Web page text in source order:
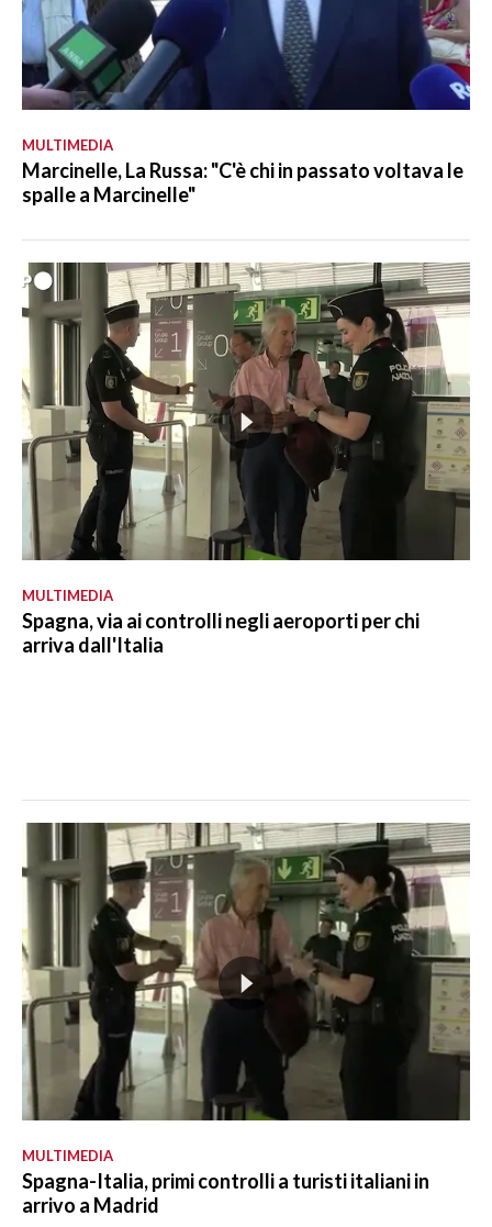
MULTIMEDIA
Marcinelle, La Russa: "C'è chi in passato voltava le
spalle a Marcinelle"
MULTIMEDIA
Spagna, via ai controlli negli aeroporti per chi
arriva dall'Italia
MULTIMEDIA
Spagna-Italia, primi controlli a turisti italiani in
arrivo a Madrid